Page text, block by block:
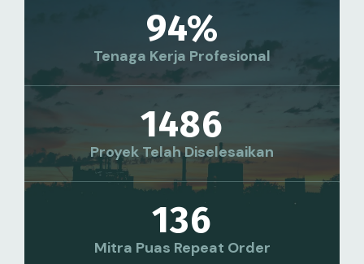
94%
Tenaga Kerja Profesional
1486
Proyek Telah Diselesaikan
136
Mitra Puas Repeat Order